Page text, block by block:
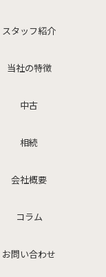
スタッフ紹介
当社の特徴
中古
相続
会社概要
コラム
お問い合わせ